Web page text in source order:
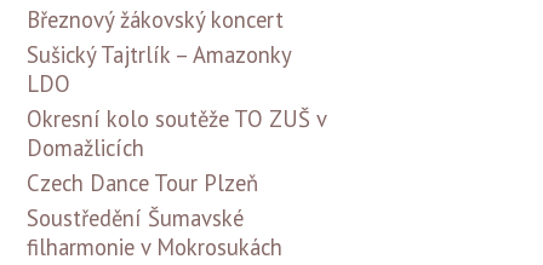
Březnový žákovský koncert
Sušický Tajtrlík – Amazonky
LDO
Okresní kolo soutěže TO ZUŠ v
Domažlicích
Czech Dance Tour Plzeň
Soustředění Šumavské
filharmonie v Mokrosukách